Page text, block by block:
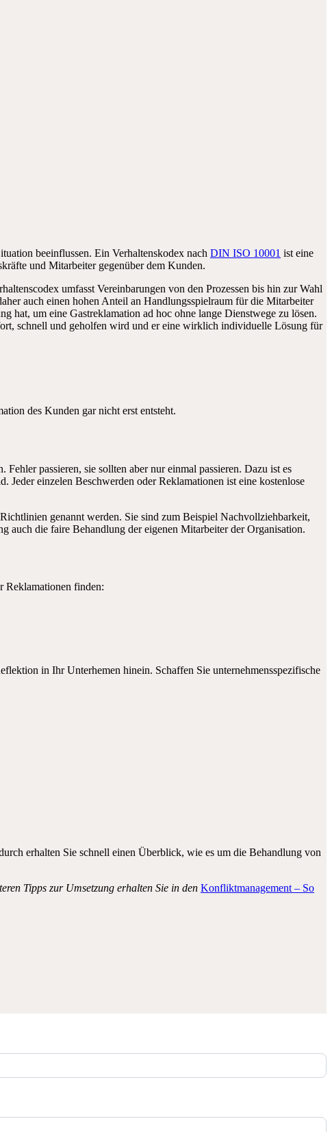
beeinflussen. Ein Verhaltenskodex nach DIN ISO 10001 ist eine
und Mitarbeiter gegenüber dem Kunden.
umfasst Vereinbarungen von den Prozessen bis hin zur Wahl
auch einen hohen Anteil an Handlungsspielraum für die Mitarbeiter
hat, um eine Gastreklamation ad hoc ohne lange Dienstwege zu lösen.
schnell und geholfen wird und er eine wirklich individuelle Lösung für
des Kunden gar nicht erst entsteht.
passieren, sie sollten aber nur einmal passieren. Dazu ist es
Jeder einzelen Beschwerden oder Reklamationen ist eine kostenlose
genannt werden. Sie sind zum Beispiel Nachvollziehbarkeit,
auch die faire Behandlung der eigenen Mitarbeiter der Organisation.
Reklamationen finden:
in Ihr Unterhemen hinein. Schaffen Sie unternehmensspezifische
erhalten Sie schnell einen Überblick, wie es um die Behandlung von
Tipps zur Umsetzung erhalten Sie in den Konfliktmanagement – So